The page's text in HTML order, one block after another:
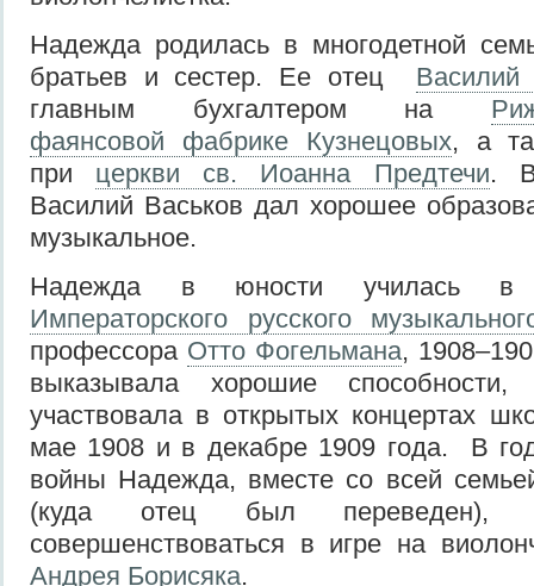
Надежда родилась в многодетной
братьев и сестер. Ее отец Василий
главным бухгалтером на
фаянсовой фабрике Кузнецовых, а
при церкви св. Иоанна Предтечи.
Василий Васьков дал хорошее
музыкальное.
Надежда в юности училась в
Императорского русского
профессора Отто Фогельмана,
выказывала хорошие
участвовала в открытых концертах
мае 1908 и в декабре 1909 года. В
войны Надежда, вместе со всей
(куда отец был переведен),
совершенствоваться в игре на
Андрея Борисяка.